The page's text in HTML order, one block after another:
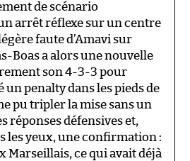
de scénario
arrêt réflexe sur un centre
faute d’Amavi sur
Boas a alors une nouvelle
son 4-3-3 pour
penalty dans les pieds de
pu tripler la mise sans un
réponses défensives et,
les yeux, une confirmation :
Marseillais, ce qui avait déjà